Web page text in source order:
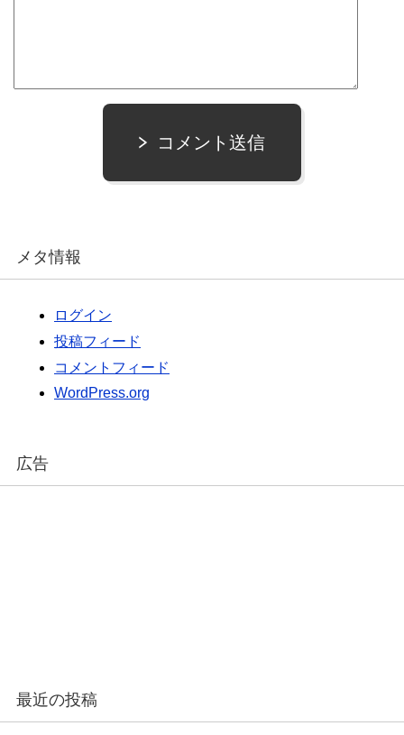
コメント送信
メタ情報
ログイン
投稿フィード
コメントフィード
WordPress.org
広告
最近の投稿